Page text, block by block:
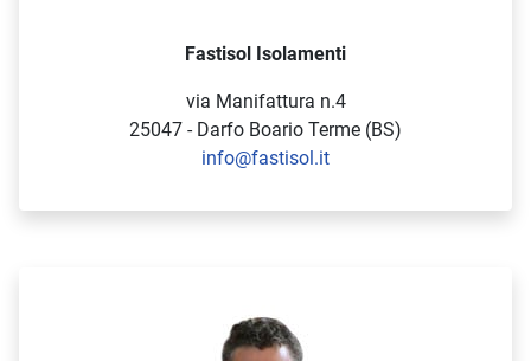
Fastisol Isolamenti
via Manifattura n.4
25047 - Darfo Boario Terme (BS)
info@fastisol.it